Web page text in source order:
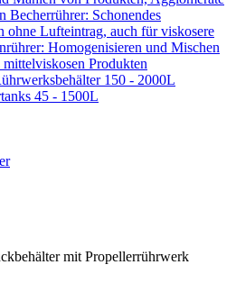
Becherrührer: Schonendes
ohne Lufteintrag, auch für viskosere
Homogenisieren und Mischen
Produkten
150 - 2000L
45 - 1500L
mit Propellerrührwerk